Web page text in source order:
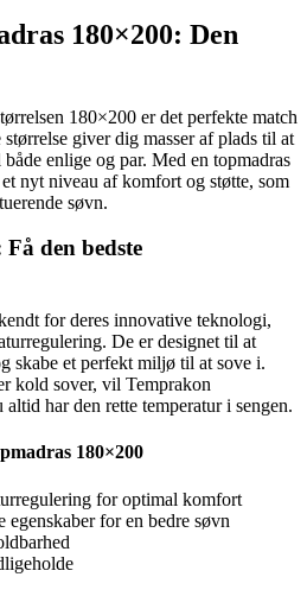
180×200: Den
180×200 er det perfekte match
giver dig masser af plads til at
enlige og par. Med en topmadras
nyt niveau af komfort og støtte, som
søvn.
den bedste
for deres innovative teknologi,
De er designet til at
skabe et perfekt miljø til at sove i.
kold sover, vil Temprakon
altid har den rette temperatur i sengen.
180×200
for optimal komfort
egenskaber for en bedre søvn